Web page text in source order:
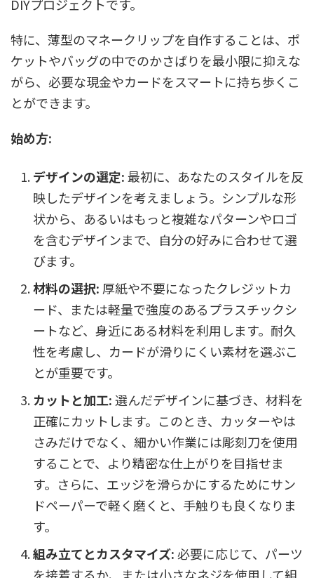
DIYプロジェクトです。
特に、薄型のマネークリップを自作することは、ポ
ケットやバッグの中でのかさばりを最小限に抑えな
がら、必要な現金やカードをスマートに持ち歩くこ
とができます。
始め方:
デザインの選定:最初に、あなたのスタイルを反
映したデザインを考えましょう。シンプルな形
状から、あるいはもっと複雑なパターンやロゴ
を含むデザインまで、自分の好みに合わせて選
びます。
材料の選択: 厚紙や不要になったクレジットカ
ード、または軽量で強度のあるプラスチックシ
ートなど、身近にある材料を利用します。耐久
性を考慮し、カードが滑りにくい素材を選ぶこ
とが重要です。
カットと加工:選んだデザインに基づき、材料を
正確にカットします。このとき、カッターやは
さみだけでなく、細かい作業には彫刻刀を使用
することで、より精密な仕上がりを目指せま
す。さらに、エッジを滑らかにするためにサン
ドペーパーで軽く磨くと、手触りも良くなりま
す。
組み立てとカスタマイズ:必要に応じて、パーツ
を接着するか、または小さなネジを使用して組